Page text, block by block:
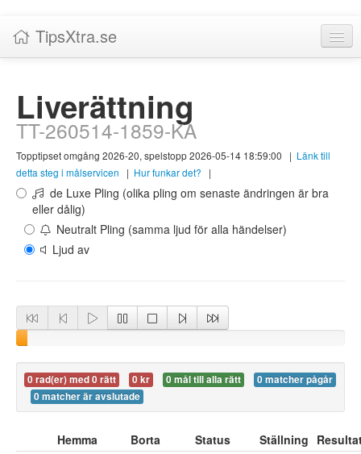
TipsXtra.se
Tabeller
Livescore!
Tipsförslag
Statistik
Liverättning
Om TipsXtra.se
Liverättning
TT-260514-1859-KA
Topptipset omgång 2026-20, spelstopp 2026-05-14 18:59:00 | Länk till
detta steg i målservicen
| Hur funkar det? |
de Luxe Pling (olika pling om senaste ändringen är bra
eller dålig)
Neutralt Pling (samma ljud för alla händelser)
Ljud av
0 rad(er) med 0 rätt 0 kr 0 mål till alla rätt
0 matcher pågår
0 matcher är avslutade
Hemma Borta Status Ställning